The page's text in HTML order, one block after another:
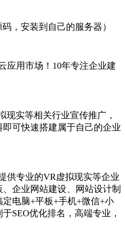
，安装到自己的服务器）
应用市场！10年专注企业建
现实等相关行业宣传推广，
可快速搭建属于自己的企业
供专业的VR虚拟现实等企业
企业网站建设、网站设计制
电脑+平板+手机+微信+小
SEO优化排名，高端专业，